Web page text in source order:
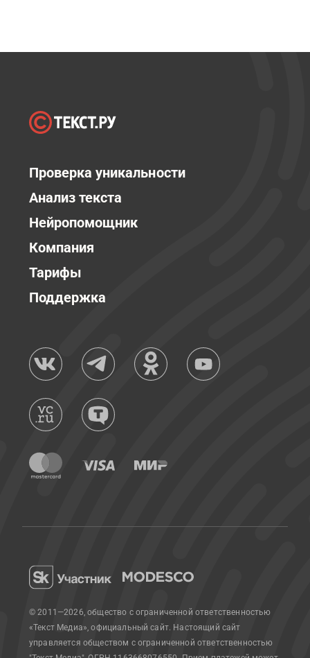
Проверка уникальности
Анализ текста
Нейропомощник
Компания
Тарифы
Поддержка
© 2011—2026, общество с ограниченной ответственностью
«Текст Медиа», официальный сайт. Настоящий сайт
управляется обществом с ограниченной ответственностью